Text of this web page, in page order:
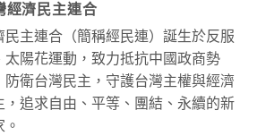
經濟民主連合
民主連合（簡稱經民連）誕生於反服
太陽花運動，致力抵抗中國政商勢
防衛台灣民主，守護台灣主權與經濟
，追求自由、平等、團結、永續的新
。